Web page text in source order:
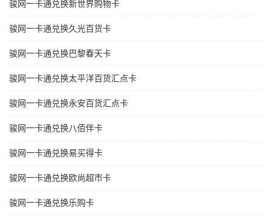
骏网一卡通兑换新世界购物卡
骏网一卡通兑换久光百货卡
骏网一卡通兑换巴黎春天卡
骏网一卡通兑换太平洋百货汇点卡
骏网一卡通兑换永安百货汇点卡
骏网一卡通兑换八佰伴卡
骏网一卡通兑换易买得卡
骏网一卡通兑换欧尚超市卡
骏网一卡通兑换乐购卡